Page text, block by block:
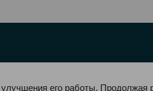
его работы.